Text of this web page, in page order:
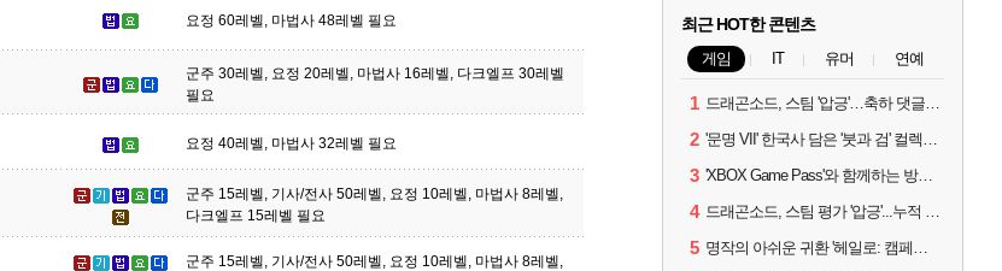
요정 60레벨, 마법사 48레벨 필요
군주 30레벨, 요정 20레벨, 마법사 16레벨, 다크엘프 30레벨
필요
요정 40레벨, 마법사 32레벨 필요
군주 15레벨, 기사/전사 50레벨, 요정 10레벨, 마법사 8레벨,
다크엘프 15레벨 필요
군주 15레벨, 기사/전사 50레벨, 요정 10레벨, 마법사 8레벨,
최근 HOT한 콘텐츠
게임 IT 유머 연예
1 드래곤소드, 스팀 '압긍'…축하 댓글 달고 게임 코드 받자!
2 '문명 VII' 한국사 담은 '붓과 검' 컬렉션 파트 2 출시
3 'XBOX Game Pass'와 함께하는 방구석 피서 게임 4종!
4 드래곤소드, 스팀 평가 '압긍'...누적 판매량 20만장 돌파
5 명작의 아쉬운 귀환 '헤일로: 캠페인 이볼브드'